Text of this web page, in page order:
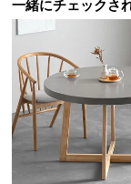
会
員
規
約
に
天然木の質感
天然木の風合
にこだわった
一緒にチェックさ